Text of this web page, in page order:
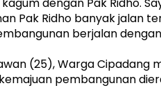
dengan Pak Ridho.
Pak Ridho banyak jalan
berjalan
(25), Warga Cipadang
pembangunan